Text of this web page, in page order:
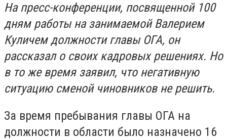
На пресс-конференции, посвященной 100
дням работы на занимаемой Валерием
Куличем должности главы ОГА, он
рассказал о своих кадровых решениях. Но
в то же время заявил, что негативную
ситуацию сменой чиновников не решить.
За время пребывания главы ОГА на
должности в области было назначено 16